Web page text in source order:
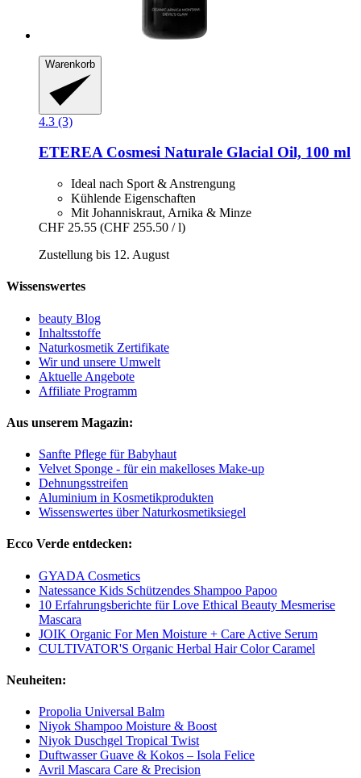
Warenkorb
4.3 (3)
ETEREA Cosmesi Naturale Glacial Oil, 100 ml
Ideal nach Sport & Anstrengung
Kühlende Eigenschaften
Mit Johanniskraut, Arnika & Minze
CHF 25.55 (CHF 255.50 / l)
Zustellung bis 12. August
Wissenswertes
beauty Blog
Inhaltsstoffe
Naturkosmetik Zertifikate
Wir und unsere Umwelt
Aktuelle Angebote
Affiliate Programm
Aus unserem Magazin:
Sanfte Pflege für Babyhaut
Velvet Sponge - für ein makelloses Make-up
Dehnungsstreifen
Aluminium in Kosmetikprodukten
Wissenswertes über Naturkosmetiksiegel
Ecco Verde entdecken:
GYADA Cosmetics
Natessance Kids Schützendes Shampoo Papoo
10 Erfahrungsberichte für Love Ethical Beauty Mesmerise
Mascara
JOIK Organic For Men Moisture + Care Active Serum
CULTIVATOR'S Organic Herbal Hair Color Caramel
Neuheiten:
Propolia Universal Balm
Niyok Shampoo Moisture & Boost
Niyok Duschgel Tropical Twist
Duftwasser Guave & Kokos – Isola Felice
Avril Mascara Care & Precision